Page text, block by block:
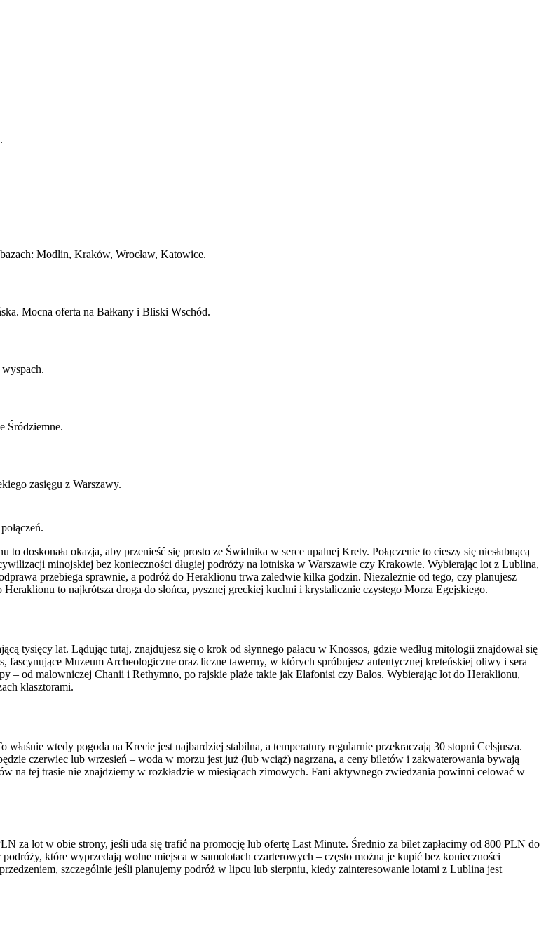
Modlin, Kraków, Wrocław, Katowice.
Mocna oferta na Bałkany i Bliski Wschód.
Śródziemne.
zasięgu z Warszawy.
doskonała okazja, aby przenieść się prosto ze Świdnika w serce upalnej Krety. Połączenie to cieszy się niesłabnącą
minojskiej bez konieczności długiej podróży na lotniska w Warszawie czy Krakowie. Wybierając lot z Lublina,
przebiega sprawnie, a podróż do Heraklionu trwa zaledwie kilka godzin. Niezależnie od tego, czy planujesz
to najkrótsza droga do słońca, pysznej greckiej kuchni i krystalicznie czystego Morza Egejskiego.
tysięcy lat. Lądując tutaj, znajdujesz się o krok od słynnego pałacu w Knossos, gdzie według mitologii znajdował się
Muzeum Archeologiczne oraz liczne tawerny, w których spróbujesz autentycznej kreteńskiej oliwy i sera
– od malowniczej Chanii i Rethymno, po rajskie plaże takie jak Elafonisi czy Balos. Wybierając lot do Heraklionu,
klasztorami.
wtedy pogoda na Krecie jest najbardziej stabilna, a temperatury regularnie przekraczają 30 stopni Celsjusza.
czerwiec lub wrzesień – woda w morzu jest już (lub wciąż) nagrzana, a ceny biletów i zakwaterowania bywają
na tej trasie nie znajdziemy w rozkładzie w miesiącach zimowych. Fani aktywnego zwiedzania powinni celować w
za lot w obie strony, jeśli uda się trafić na promocję lub ofertę Last Minute. Średnio za bilet zapłacimy od 800 PLN do
które wyprzedają wolne miejsca w samolotach czarterowych – często można je kupić bez konieczności
szczególnie jeśli planujemy podróż w lipcu lub sierpniu, kiedy zainteresowanie lotami z Lublina jest